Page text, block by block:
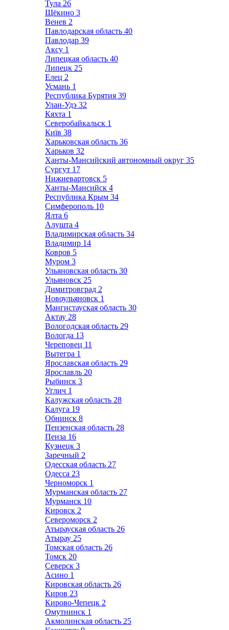
Тула 26
Щёкино 3
Венев 2
Павлодарская область 40
Павлодар 39
Аксу 1
Липецкая область 40
Липецк 25
Елец 2
Усмань 1
Республика Бурятия 39
Улан-Удэ 32
Кяхта 1
Северобайкальск 1
Київ 38
Харьковская область 36
Харьков 32
Ханты-Мансийский автономный округ 35
Сургут 17
Нижневартовск 5
Ханты-Мансийск 4
Республика Крым 34
Симферополь 10
Ялта 6
Алушта 4
Владимирская область 34
Владимир 14
Ковров 5
Муром 3
Ульяновская область 30
Ульяновск 25
Димитровград 2
Новоульяновск 1
Мангистауская область 30
Актау 28
Вологодская область 29
Вологда 13
Череповец 11
Вытегра 1
Ярославская область 29
Ярославль 20
Рыбинск 3
Углич 1
Калужская область 28
Калуга 19
Обнинск 8
Пензенская область 28
Пенза 16
Кузнецк 3
Заречный 2
Одесская область 27
Одесса 23
Черноморск 1
Мурманская область 27
Мурманск 10
Кировск 2
Североморск 2
Атырауская область 26
Атырау 25
Томская область 26
Томск 20
Северск 3
Асино 1
Кировская область 26
Киров 23
Кирово-Чепецк 2
Омутнинск 1
Акмолинская область 25